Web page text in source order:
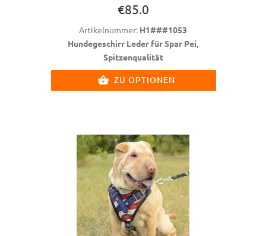
€85.0
Artikelnummer: H1###1053
Hundegeschirr Leder für Spar Pei,
Spitzenqualität
ZU OPTIONEN